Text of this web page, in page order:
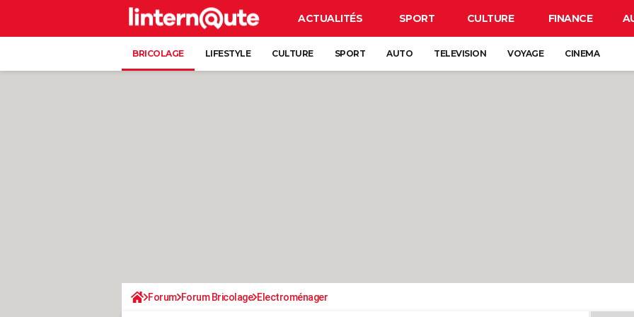
ACTUALITÉS SPORT CULTURE FINANCE
BRICOLAGE LIFESTYLE CULTURE SPORT AUTO TELEVISION VOYAGE CINEMA
Forum Forum Bricolage Electroménager